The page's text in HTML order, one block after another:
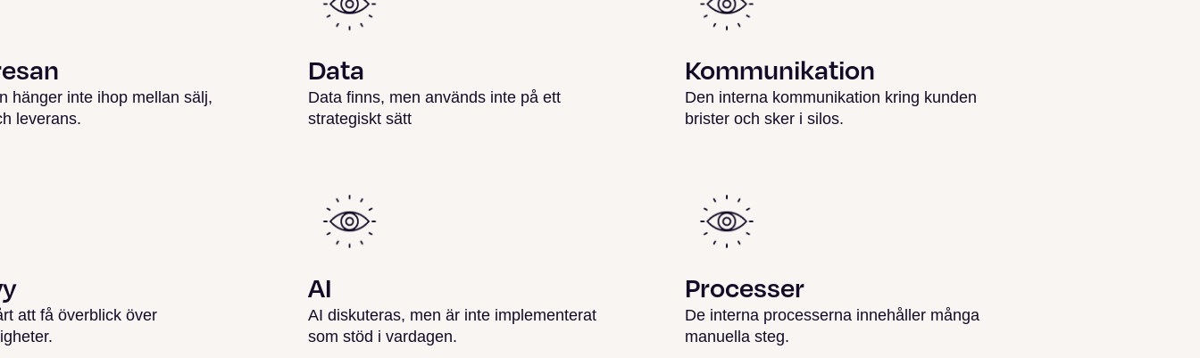
hänger inte ihop mellan sälj,
leverans.
Data
Data finns, men används inte på ett
strategiskt sätt
Kommunikation
Den interna kommunikation kring kunden
brister och sker i silos.
att få överblick över
AI
AI diskuteras, men är inte implementerat
som stöd i vardagen.
Processer
De interna processerna innehåller många
manuella steg.